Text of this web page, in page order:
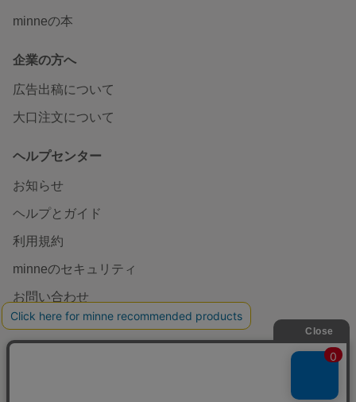
minneの本
企業の方へ
広告出稿について
大口注文について
ヘルプセンター
お知らせ
ヘルプとガイド
利用規約
minneのセキュリティ
お問い合わせ
採用情報